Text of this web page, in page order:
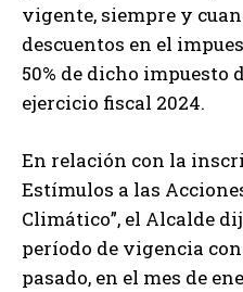
vigente, siempre y
descuentos en el
50% de dicho impuesto
ejercicio fiscal 2024.
En relación con la
Estímulos a las
Climático”, el Alcalde
período de vigencia
pasado, en el mes de